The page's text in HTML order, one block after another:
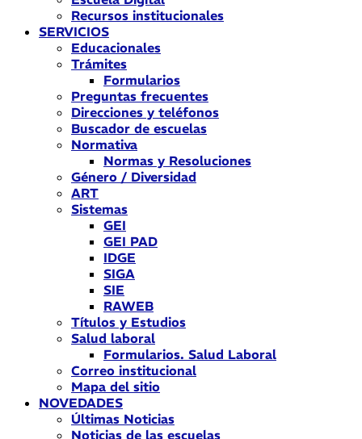
Recursos institucionales
SERVICIOS
Educacionales
Trámites
Formularios
Preguntas frecuentes
Direcciones y teléfonos
Buscador de escuelas
Normativa
Normas y Resoluciones
Género / Diversidad
ART
Sistemas
GEI
GEI PAD
IDGE
SIGA
SIE
RAWEB
Títulos y Estudios
Salud laboral
Formularios. Salud Laboral
Correo institucional
Mapa del sitio
NOVEDADES
Últimas Noticias
Noticias de las escuelas